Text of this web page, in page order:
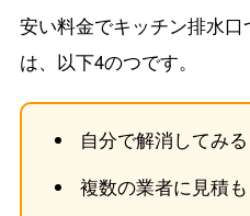
安い料金でキッチン排水
は、以下4のつです。
自分で解消してみる
複数の業者に見積